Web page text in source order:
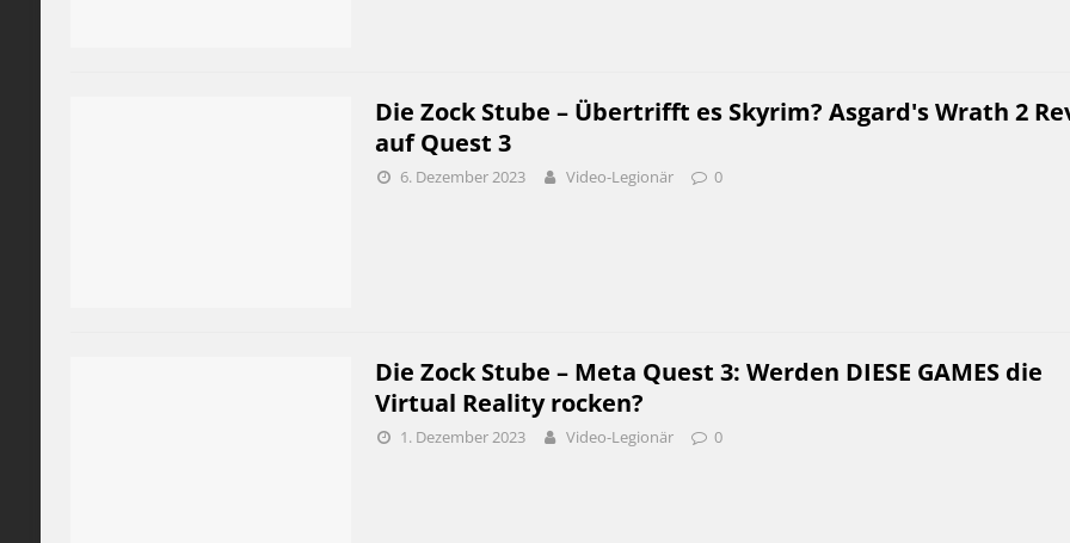
Die Zock Stube – Übertrifft es Skyrim? Asgard's Wrath 2
auf Quest 3
6. Dezember 2023 Video-Legionär 0
Die Zock Stube – Meta Quest 3: Werden DIESE GAMES die
Virtual Reality rocken?
1. Dezember 2023 Video-Legionär 0